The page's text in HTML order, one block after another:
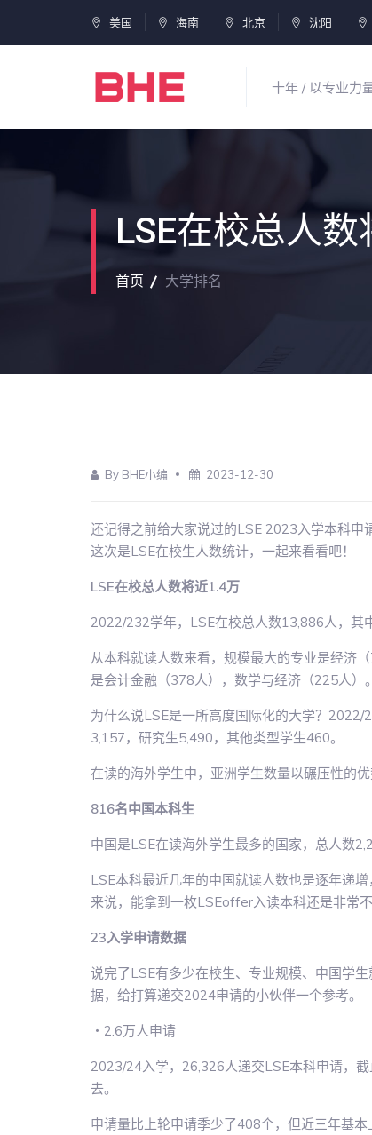
美国 海南 北京 沈阳
十年 / 以专业力
LSE在校总人数
首页 大学排名
By BHE小编 2023-12-30
还记得之前给大家说过的LSE 2023入学本科申
这次是LSE在校生人数统计，一起来看看吧！
LSE在校总人数将近1.4万
2022/232学年，LSE在校总人数13,886人，其
从本科就读人数来看，规模最大的专业是经济
是会计金融（378人），数学与经济（225人）。
为什么说LSE是一所高度国际化的大学？
3,157，研究生5,490，其他类型学生460。
在读的海外学生中，亚洲学生数量以碾压性的
816名中国本科生
中国是LSE在读海外学生最多的国家，总人数
LSE本科最近几年的中国就读人数也是逐年递
来说，能拿到一枚LSEoffer入读本科还是非常不
23入学申请数据
说完了LSE有多少在校生、专业规模、中国学
据，给打算递交2024申请的小伙伴一个参考。
・2.6万人申请
2023/24入学，26,326人递交LSE本科申请，
去。
申请量比上轮申请季少了408个，但近三年基